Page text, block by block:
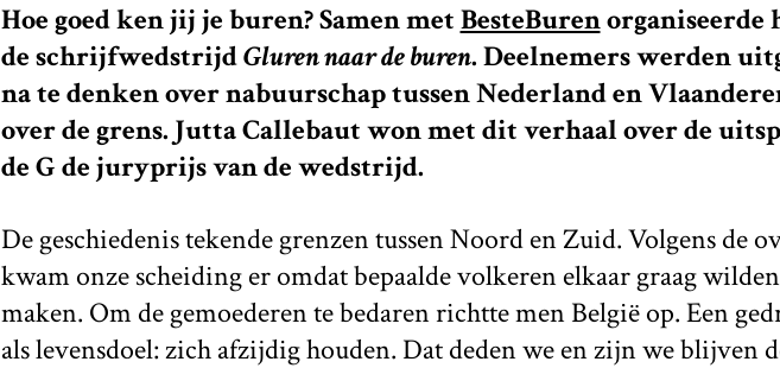
Hoe goed ken jij je buren? Samen metBesteBurenorganiseerde
de schrijfwedstrijdGluren naar de buren. Deelnemers werden
na te denken over nabuurschap tussen Nederland en
over de grens. Jutta Callebaut won met dit verhaal over de
de G de juryprijs van de wedstrijd.
De geschiedenis tekende grenzen tussen Noord en Zuid. Volgens de
kwam onze scheiding er omdat bepaalde volkeren elkaar graag
maken. Om de gemoederen te bedaren richtte men België op. Een
als levensdoel: zich afzijdig houden. Dat deden we en zijn we blijven